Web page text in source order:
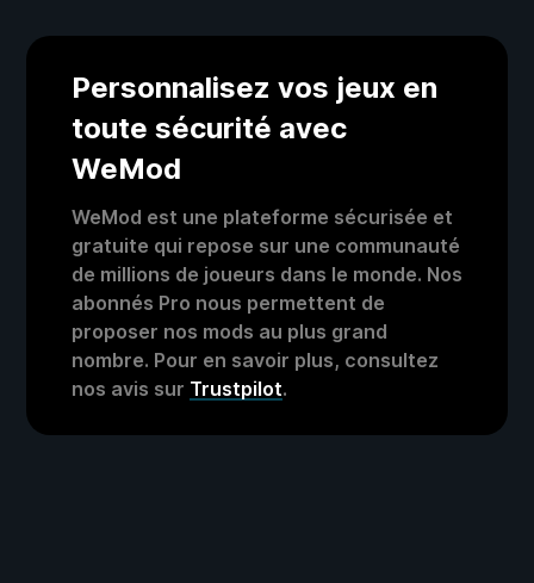
Personnalisez vos jeux en
toute sécurité avec
WeMod
WeMod est une plateforme sécurisée et
gratuite qui repose sur une communauté
de millions de joueurs dans le monde. Nos
abonnés Pro nous permettent de
proposer nos mods au plus grand
nombre. Pour en savoir plus, consultez
nos avis sur Trustpilot.